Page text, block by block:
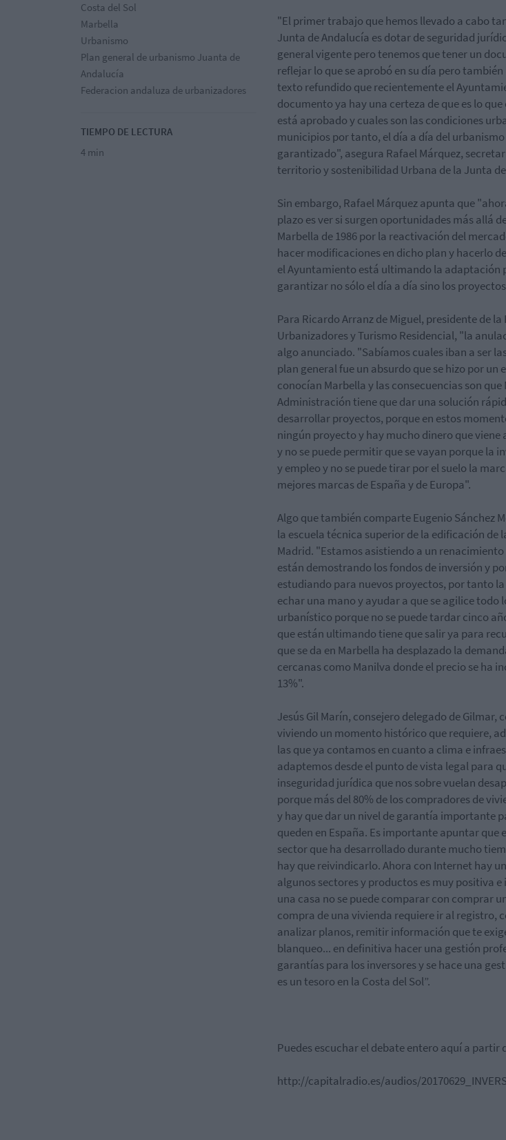
Costa del Sol
Marbella
Urbanismo
Plan general de urbanismo Juanta de
Andalucía
Federacion andaluza de urbanizadores
TIEMPO DE LECTURA
4 min
"El primer trabajo que hemos llevado a cabo
Junta de Andalucía es dotar de seguridad
general vigente pero tenemos que tener un
reflejar lo que se aprobó en su día pero
texto refundido que recientemente el
documento ya hay una certeza de que es lo
está aprobado y cuales son las condiciones
municipios por tanto, el día a día del
garantizado", asegura Rafael Márquez,
territorio y sostenibilidad Urbana de la Junta
Sin embargo, Rafael Márquez apunta que
plazo es ver si surgen oportunidades más allá
Marbella de 1986 por la reactivación del
hacer modificaciones en dicho plan y hacerlo
el Ayuntamiento está ultimando la adaptación
garantizar no sólo el día a día sino los
Para Ricardo Arranz de Miguel, presidente de la
Urbanizadores y Turismo Residencial, "la
algo anunciado. "Sabíamos cuales iban a ser
plan general fue un absurdo que se hizo por un
conocían Marbella y las consecuencias son
Administración tiene que dar una solución
desarrollar proyectos, porque en estos
ningún proyecto y hay mucho dinero que viene
y no se puede permitir que se vayan porque la
y empleo y no se puede tirar por el suelo la
mejores marcas de España y de Europa".
Algo que también comparte Eugenio Sánchez
la escuela técnica superior de la edificación de
Madrid. "Estamos asistiendo a un
están demostrando los fondos de inversión y
estudiando para nuevos proyectos, por tanto
echar una mano y ayudar a que se agilice todo
urbanístico porque no se puede tardar cinco
que están ultimando tiene que salir ya para
que se da en Marbella ha desplazado la
cercanas como Manilva donde el precio se ha
13%".
Jesús Gil Marín, consejero delegado de Gilmar,
viviendo un momento histórico que requiere,
las que ya contamos en cuanto a clima e
adaptemos desde el punto de vista legal para
inseguridad jurídica que nos sobre vuelan
porque más del 80% de los compradores de
y hay que dar un nivel de garantía importante
queden en España. Es importante apuntar que
sector que ha desarrollado durante mucho
hay que reivindicarlo. Ahora con Internet hay
algunos sectores y productos es muy positiva
una casa no se puede comparar con comprar
compra de una vivienda requiere ir al registro,
analizar planos, remitir información que te
blanqueo... en definitiva hacer una gestión
garantías para los inversores y se hace una
es un tesoro en la Costa del Sol”.
Puedes escuchar el debate entero aquí a partir
http://capitalradio.es/audios/